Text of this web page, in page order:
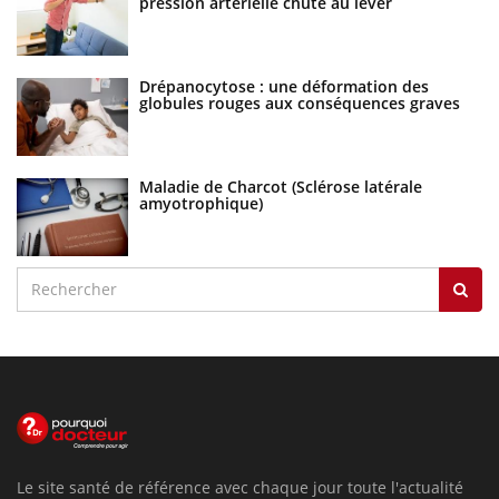
Drépanocytose : une déformation des
globules rouges aux conséquences graves
Maladie de Charcot (Sclérose latérale
amyotrophique)
Le site santé de référence avec chaque jour toute l'actualité